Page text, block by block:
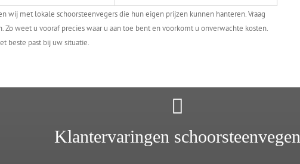
wij met lokale schoorsteenvegers die hun eigen prijzen kunnen hanteren. Vraag
weet u vooraf precies waar u aan toe bent en voorkomt u onverwachte kosten.
beste past bij uw situatie.
Klantervaringen schoorsteenvegen